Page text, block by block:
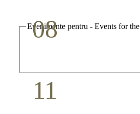
08 Studiu biblic pentru tineri
11
Evenimente pentru - Events for the